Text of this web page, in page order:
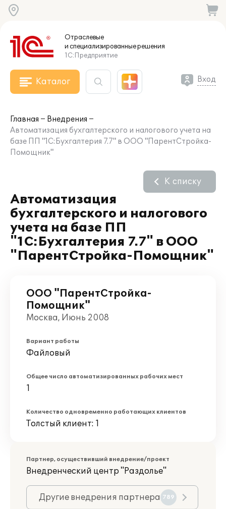
Отраслевые
и специализированныерешения
1С:Предприятие
Каталог Вход
Главная
Внедрения
Автоматизация бухгалтерского и налогового учета на
базе ПП "1С:Бухгалтерия 7.7" в ООО "ПарентСтройка-
Помощник"
Автоматизация
бухгалтерского и налогового
учета на базе ПП
"1С:Бухгалтерия 7.7" в ООО
"ПарентСтройка-Помощник"
К списку
ООО "ПарентСтройка-
Помощник"
Москва, Июнь 2008
Вариант работы
Файловый
Общее число автоматизированных рабочих мест
1
Количество одновременно работающих клиентов
Толстый клиент: 1
Партнер, осуществивший внедрение/проект
Внедренческий центр "Раздолье"
Другие внедрения партнера 789